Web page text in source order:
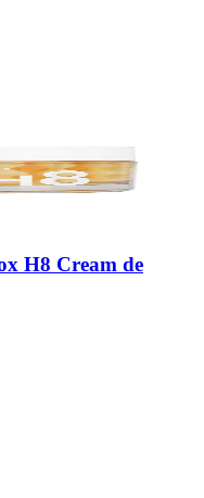
H8 Cream de